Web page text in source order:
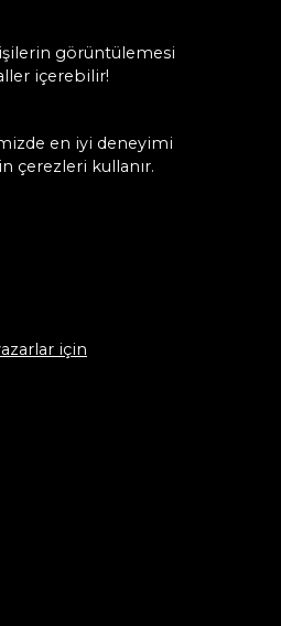
görüntülemesi
içerebilir!
en iyi deneyimi
çerezleri kullanır.
için